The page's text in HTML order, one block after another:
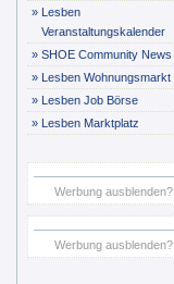
» Lesben
Veranstaltungskalender
» SHOE Community News
» Lesben Wohnungsmarkt
» Lesben Job Börse
» Lesben Marktplatz
Werbung ausblenden?
Werbung ausblenden?